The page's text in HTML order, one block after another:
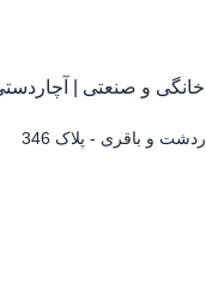
و باقری - پلاک 346